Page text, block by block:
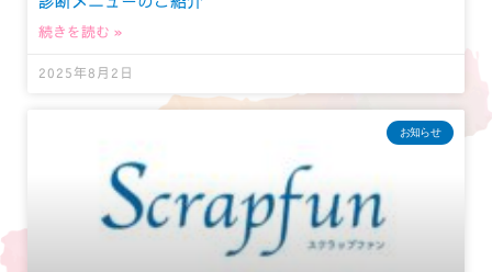
続きを読む »
2025年8月2日
お知らせ